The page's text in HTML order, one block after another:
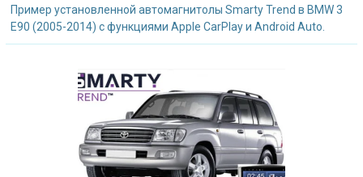
Пример установленной автомагнитолы Smarty Trend в BMW 3
E90 (2005-2014) с функциями Apple CarPlay и Android Auto.